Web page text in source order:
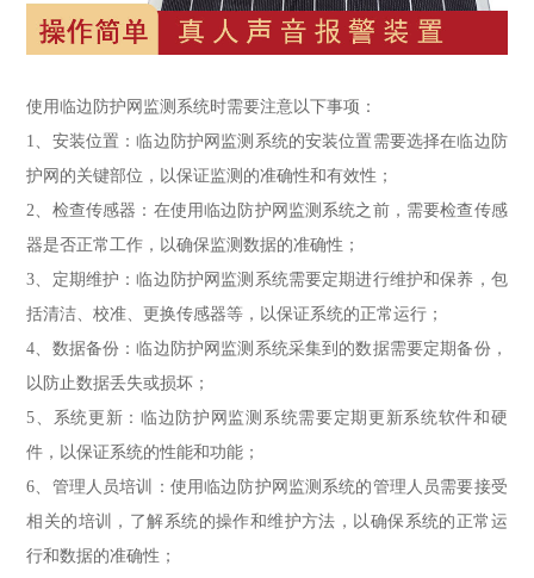
使用临边防护网监测系统时需要注意以下事项：
1、安装位置：临边防护网监测系统的安装位置需要选择在临边防
护网的关键部位，以保证监测的准确性和有效性；
2、检查传感器：在使用临边防护网监测系统之前，需要检查传感
器是否正常工作，以确保监测数据的准确性；
3、定期维护：临边防护网监测系统需要定期进行维护和保养，包
括清洁、校准、更换传感器等，以保证系统的正常运行；
4、数据备份：临边防护网监测系统采集到的数据需要定期备份，
以防止数据丢失或损坏；
5、系统更新：临边防护网监测系统需要定期更新系统软件和硬
件，以保证系统的性能和功能；
6、管理人员培训：使用临边防护网监测系统的管理人员需要接受
相关的培训，了解系统的操作和维护方法，以确保系统的正常运
行和数据的准确性；